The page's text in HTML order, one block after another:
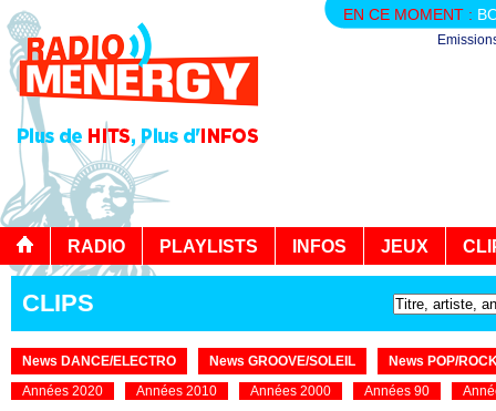
EN CE MOMENT :
RADIO PLAYLISTS INFOS JEUX
CLIPS
News DANCE/ELECTRO News GROOVE/SOLEIL
News POP/
Années 2020
Années 2010 Années 2000 Années 90